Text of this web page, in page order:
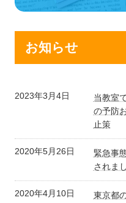
お知らせ
2023年3月4日
当教室
の予防
止策
2020年5月26日
緊急事
されま
2020年4月10日
東京都